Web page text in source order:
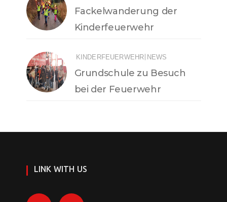
Fackelwanderung der
Kinderfeuerwehr
KINDERFEUERWEHR NEWS
Grundschule zu Besuch
bei der Feuerwehr
LINK WITH US